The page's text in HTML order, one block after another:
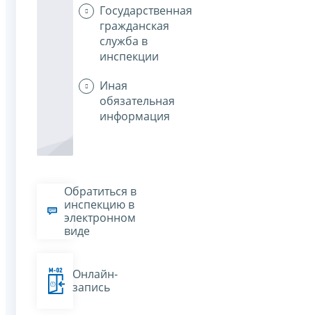
Государственная
гражданская
служба в
инспекции
Иная
обязательная
информация
Обратиться в
инспекцию в
электронном
виде
Онлайн-
запись